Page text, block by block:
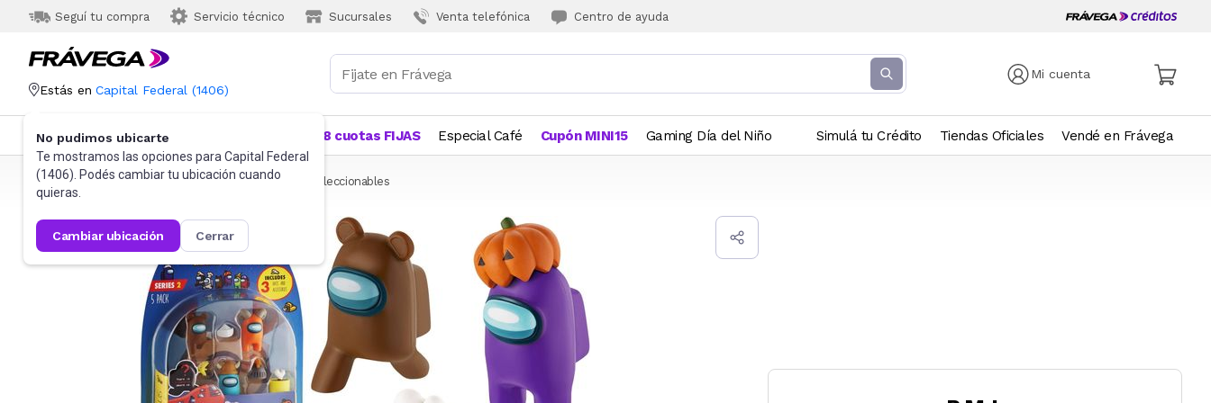
Seguí tu compra Servicio técnico Sucursales Venta telefónica Centro de ayuda
Mi cuenta
Estás en Capital Federal (1406)
No pudimos ubicarte
Te mostramos las opciones para Capital Federal
(1406). Podés cambiar tu ubicación cuando
quieras.
cambiar ubicación cerrar
Categorías Más Vendidos 18 cuotas FIJAS Especial Café Cupón MINI15 Gaming Día del Niño Simulá tu Crédito Tiendas Oficiales Vendé en Frávega
Frávega Juguetes y Juegos Figuras de acción y coleccionables